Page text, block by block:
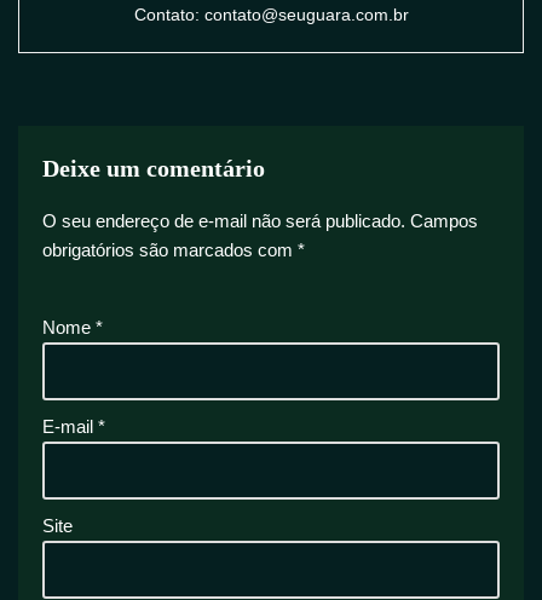
Contato: contato@seuguara.com.br
Deixe um comentário
O seu endereço de e-mail não será publicado. Campos
obrigatórios são marcados com *
Nome *
E-mail *
Site